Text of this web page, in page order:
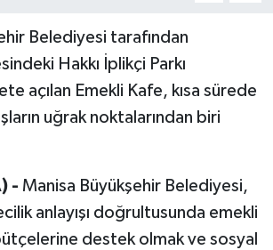
Belediyesi tarafından
Hakkı İplikçi Parkı
açılan Emekli Kafe, kısa sürede
uğrak noktalarından biri
- Manisa Büyükşehir Belediyesi,
anlayışı doğrultusunda emekli
destek olmak ve sosyal